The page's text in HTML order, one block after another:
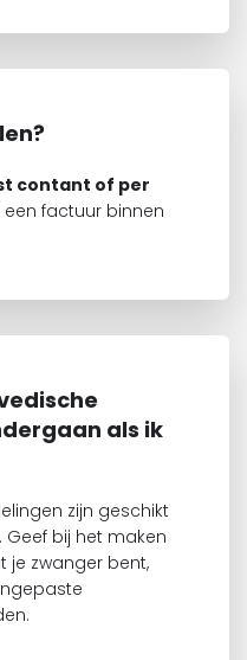
contant of per
factuur binnen
als ik
zijn geschikt
bij het maken
je zwanger bent,